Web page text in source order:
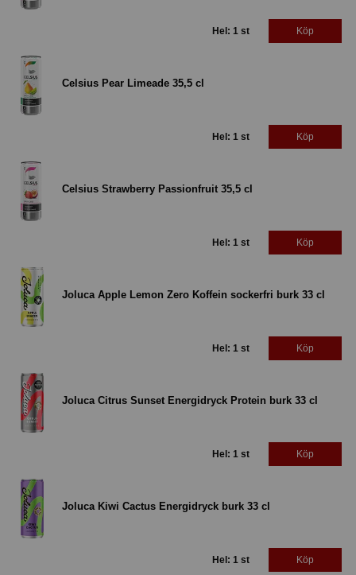
Hel: 1 st Köp
Celsius Pear Limeade 35,5 cl
Hel: 1 st Köp
Celsius Strawberry Passionfruit 35,5 cl
Hel: 1 st Köp
Joluca Apple Lemon Zero Koffein sockerfri burk 33 cl
Hel: 1 st Köp
Joluca Citrus Sunset Energidryck Protein burk 33 cl
Hel: 1 st Köp
Joluca Kiwi Cactus Energidryck burk 33 cl
Hel: 1 st Köp